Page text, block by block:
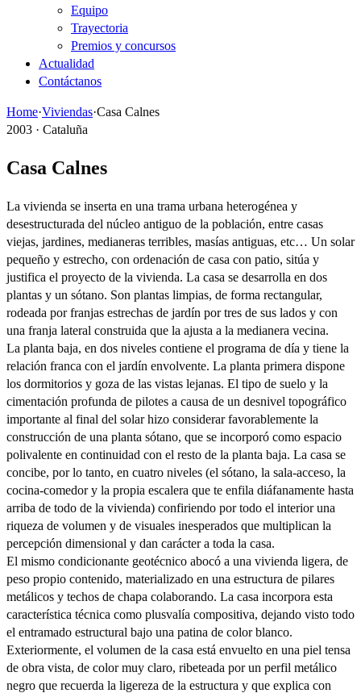
Equipo
Trayectoria
Premios y concursos
Actualidad
Contáctanos
Home·Viviendas·Casa Calnes
2003 · Cataluña
Casa Calnes
La vivienda se inserta en una trama urbana heterogénea y
desestructurada del núcleo antiguo de la población, entre casas
viejas, jardines, medianeras terribles, masías antiguas, etc… Un solar
pequeño y estrecho, con ordenación de casa con patio, sitúa y
justifica el proyecto de la vivienda. La casa se desarrolla en dos
plantas y un sótano. Son plantas limpias, de forma rectangular,
rodeada por franjas estrechas de jardín por tres de sus lados y con
una franja lateral construida que la ajusta a la medianera vecina.
La planta baja, en dos niveles contiene el programa de día y tiene la
relación franca con el jardín envolvente. La planta primera dispone
los dormitorios y goza de las vistas lejanas. El tipo de suelo y la
cimentación profunda de pilotes a causa de un desnivel topográfico
importante al final del solar hizo considerar favorablemente la
construcción de una planta sótano, que se incorporó como espacio
polivalente en continuidad con el resto de la planta baja. La casa se
concibe, por lo tanto, en cuatro niveles (el sótano, la sala-acceso, la
cocina-comedor y la propia escalera que te enfila diáfanamente hasta
arriba de todo de la vivienda) confiriendo por todo el interior una
riqueza de volumen y de visuales inesperados que multiplican la
percepción dimensional y dan carácter a toda la casa.
El mismo condicionante geotécnico abocó a una vivienda ligera, de
peso propio contenido, materializado en una estructura de pilares
metálicos y techos de chapa colaborando. La casa incorpora esta
característica técnica como plusvalía compositiva, dejando visto todo
el entramado estructural bajo una patina de color blanco.
Exteriormente, el volumen de la casa está envuelto en una piel tensa
de obra vista, de color muy claro, ribeteada por un perfil metálico
negro que recuerda la ligereza de la estructura y que explica con